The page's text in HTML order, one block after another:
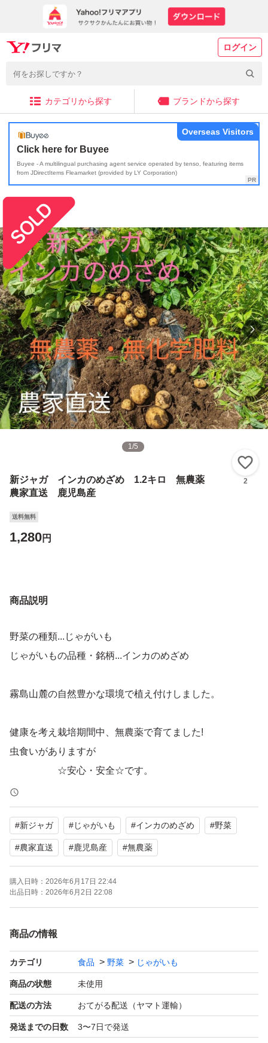
ログイン
カテゴリから探す ブランドから探す
Click here for Buyee
Buyee - A multilingual purchasing agent service operated by tenso, featuring items
from JDirectItems Fleamarket (provided by LY Corporation)
Overseas Visitors
1/5
新ジャガ インカのめざめ 1.2キロ 無農薬
農家直送 鹿児島産
2
送料無料
1,280円
商品説明
野菜の種類...じゃがいも
じゃがいもの品種・銘柄...インカのめざめ
霧島山麓の自然豊かな環境で植え付けしました。
健康を考え栽培期間中、無農薬で育てました!
虫食いがありますが
☆安心・安全☆です。
インカのめざめは、生産量が少なく希少！
大きさは普通のじゃがいもより小さいです。
無農薬なので皮むき不要で皮ごと食べて下さい。
中身は黄色でホクホクと栗の様に甘みが強く
煮崩れしにくいので肉じゃが、無農薬なので
皮ごとポテトフライ、色どりでポテトサラダに
如何でしょうか!
#新ジャガ #じゃがいも #インカのめざめ #野菜
#農家直送 #鹿児島産 #無農薬
購入日時： 2026年6月17日 22:44
出品日時： 2026年6月2日 22:08
商品の情報
カテゴリ 食品 野菜 じゃがいも
商品の状態 未使用
配送の方法 おてがる配送（ヤマト運輸）
発送までの日数 3〜7日で発送